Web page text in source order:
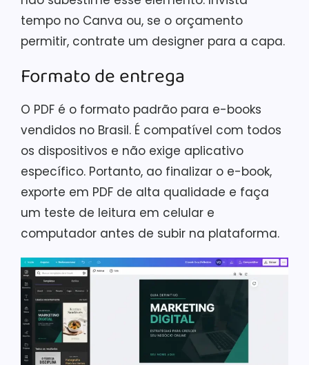
tempo no Canva ou, se o orçamento
permitir, contrate um designer para a capa.
Formato de entrega
O PDF é o formato padrão para e-books
vendidos no Brasil. É compatível com todos
os dispositivos e não exige aplicativo
específico. Portanto, ao finalizar o e-book,
exporte em PDF de alta qualidade e faça
um teste de leitura em celular e
computador antes de subir na plataforma.